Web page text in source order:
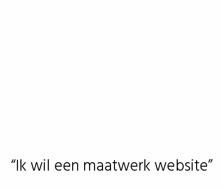
“Ik wil een maatwerk website”